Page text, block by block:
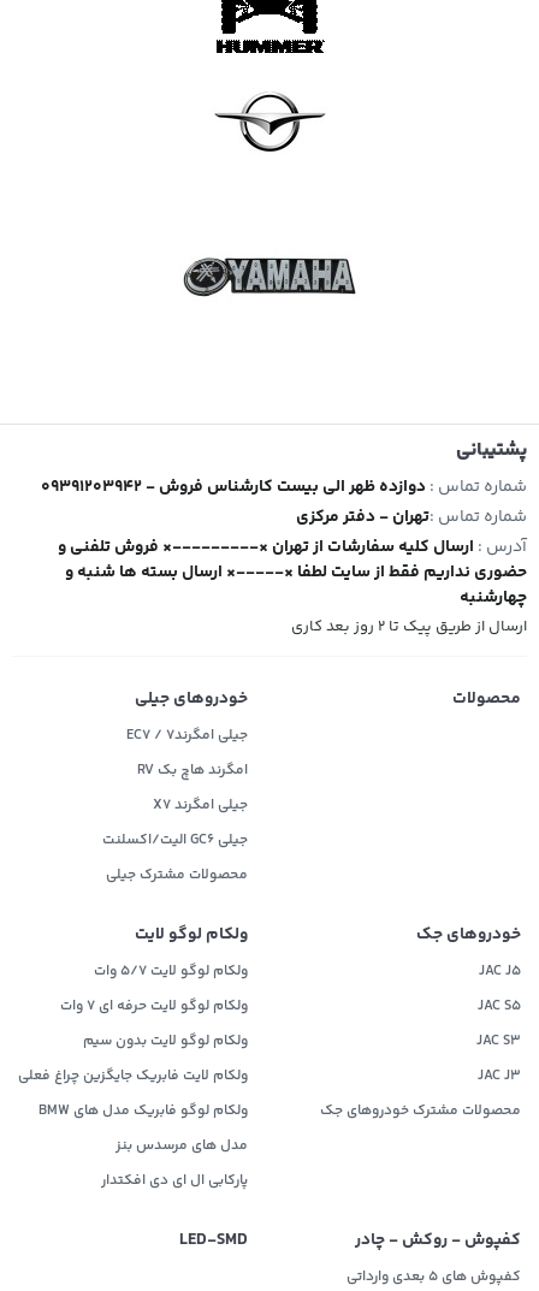
پشتیبانی
شماره تماس : 09391203942 - دوازده ظهر الی بیست کارشناس فروش
شماره تماس :تهران - دفتر مرکزی
آدرس : ارسال کلیه سفارشات از تهران ×---------× فروش تلفنی و
حضوری نداریم فقط از سایت لطفا ×-----× ارسال بسته ها شنبه و
چهارشنبه
ارسال از طریق پیک تا ۲ روز بعد کاری
محصولات خودروهای جیلی
جیلی امگرند۷ / EC7
امگرند هاچ بک RV
جیلی امگرند X7
جیلی GC6 الیت/اکسلنت
محصولات مشترک جیلی
خودروهای جک
JAC J5
JAC S5
JAC S3
JAC J3
محصولات مشترک خودروهای جک
ولکام لوگو لایت
ولکام لوگو لایت 5/7 وات
ولکام لوگو لایت حرفه ای 7 وات
ولکام لوگو لایت بدون سیم
ولکام لایت فابریک جایگزین چراغ فعلی
ولکام لوگو فابریک مدل های BMW
مدل های مرسدس بنز
پارکابی ال ای دی افکتدار
کفپوش - روکش - چادر
کفپوش های 5 بعدی وارداتی
LED‌-SMD